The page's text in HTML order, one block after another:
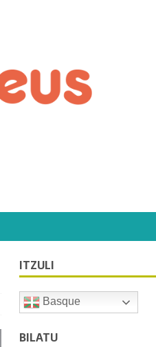
ITZULI
Basque
BILATU